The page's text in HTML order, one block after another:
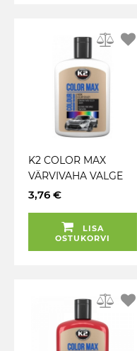
K2 COLOR MAX
VÄRVIVAHA VALGE
200ML
3,76 €
LISA
OSTUKORVI